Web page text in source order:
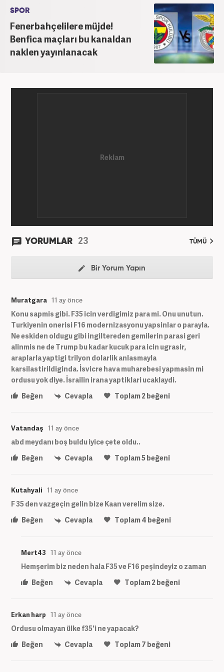
SPOR
Fenerbahçelilere müjde!
Benfica maçları bu kanaldan
naklen yayınlanacak
YORUMLAR 23 TÜMÜ
Bir Yorum Yapın
Muratgara 11 ay önce
Konu sapmis gibi. F35 icin verdigimiz para mi. Onu unutun.
Turkiyenin onerisi F16 modernizasyonu yapsinlar o parayla.
Ne eskiden oldugu gibi ingiltereden gemilerin parasi geri
alinmis ne de Trump bu kadar kucuk para icin ugrasir,
araplarla yaptigi trilyon dolarlik anlasmayla
karsilastirildiginda. İsvicre hava muharebesi yapmasin mi
ordusu yok diye. İsrailin irana yaptiklari ucaklaydi.
Beğen
Cevapla Toplam2 beğeni
Vatandaş 11 ay önce
abd meydanı boş buldu iyice çete oldu..
Beğen
Cevapla Toplam5beğeni
Kutahyali 11 ay önce
F 35 den vazgeçin gelin bize Kaan verelim size.
Beğen
Cevapla Toplam4 beğeni
Mert43 11 ay önce
Hemşerim biz neden hala F35 ve F16 peşindeyiz o zaman
Beğen
Cevapla Toplam2 beğeni
Erkan harp 11 ay önce
Ordusu olmayan ülke f35'i ne yapacak?
Beğen
Cevapla Toplam7 beğeni